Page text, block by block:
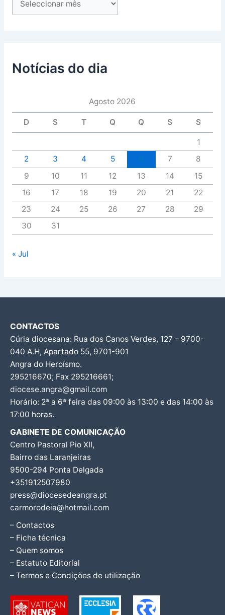
Notícias do dia
Agosto 2026
D S T Q Q S S
1
2
3 4 5 7
8
9
10 11 12 13 14
15
16
17 18 19 20 21
22
23
24 25 26 27 28
29
30
31
« Jul
CONTACTOS
Cúria diocesana: Rua dos Canos Verdes, 127 – 9700-
040 A.H, Apartado 55, 9701-901
Angra do Heroísmo.
295216670; Fax 295216661;
diocese.angra@gmail.com
Horário: 2ª a 6ª feira das 09:00 às 13:00 e das 14:00 às
17:00 horas.
GABINETE DE COMUNICAÇÃO
Centro Pastoral Pio XII,
Bairro das Laranjeiras
9500-294 Ponta Delgada
+351912507980
press@diocesedeangra.pt
carmorodeia@hotmail.com
– Contactos
– Ficha técnica
– Quem somos
– Estatuto Editorial
– Termos e Condições de utilização